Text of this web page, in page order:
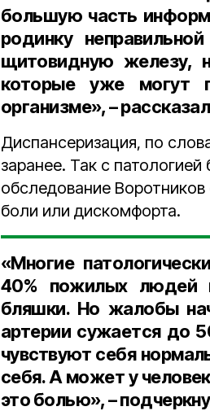
большую часть
родинку
щитовидную железу,
которые уже могут
организме», –
Диспансеризация, по
заранее. Так с
обследование
боли или дискомфорта.
«Многие
40% пожилых людей
бляшки. Но жалобы
артерии сужается до
чувствуют себя
себя. А может у
это болью», –